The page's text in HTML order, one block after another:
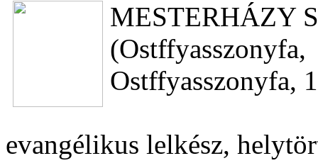
MESTERHÁZY
Ostffyasszonyfa,
evangélikus lelkész,